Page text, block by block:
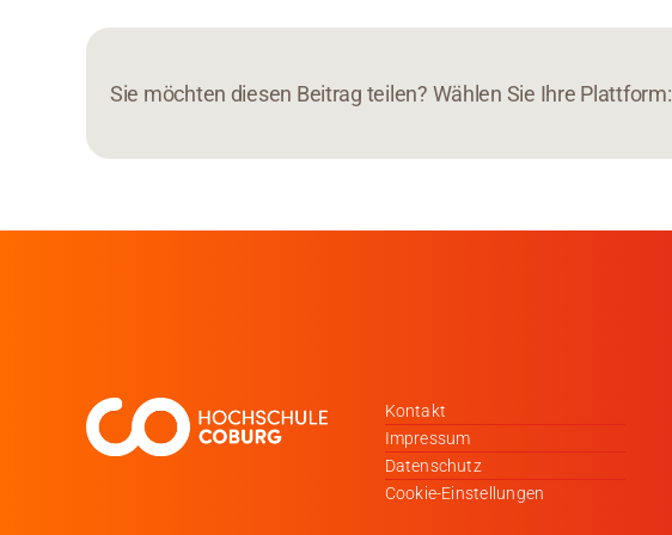
Sie möchten diesen Beitrag teilen? Wählen Sie Ihre Plattform:
Kontakt
Impressum
Datenschutz
Cookie-Einstellungen